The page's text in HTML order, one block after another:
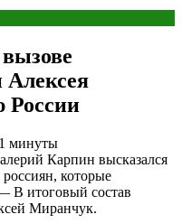
Алексея
России
1 минуты
Карпин высказался
которые
В итоговый состав
Миранчук.